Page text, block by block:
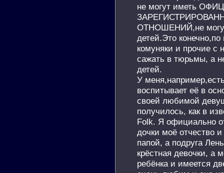
не могут иметь
ОТНОШЕНИЙ,не
детей.Это
комуняки и прочие с
сажать в тюрьмы, а
детей.
У
воспитывает её в
своей любимой
получилось, как в
Folk. Я официально
дочки моё отчество
папой, а подруга
крёстная девочки, а
ребёнка и имеется